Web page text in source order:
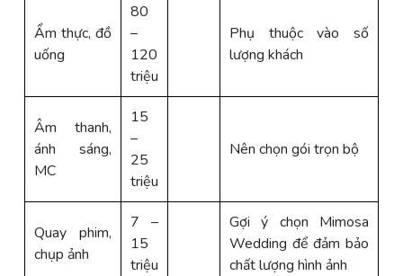
Ẩm thực, đồ
uống
80
–
120
triệu
Phụ thuộc vào số
lượng khách
Âm thanh,
ánh sáng,
MC
15
–
25
triệu
Nên chọn gói trọn bộ
Quay phim,
chụp ảnh
7 –
15
triệu
Gợi ý chọn Mimosa
Wedding để đảm bảo
chất lượng hình ảnh